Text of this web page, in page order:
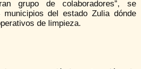
grupo de colaboradores”, se
del estado Zulia dónde
de limpieza.